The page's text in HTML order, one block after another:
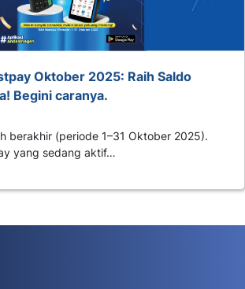
Oktober 2025: Raih Saldo
Begini caranya.
berakhir (periode 1–31 Oktober 2025).
yang sedang aktif…